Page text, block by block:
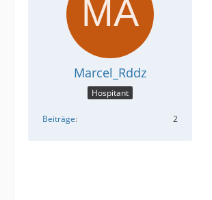
Marcel_Rddz
Hospitant
Beiträge 2